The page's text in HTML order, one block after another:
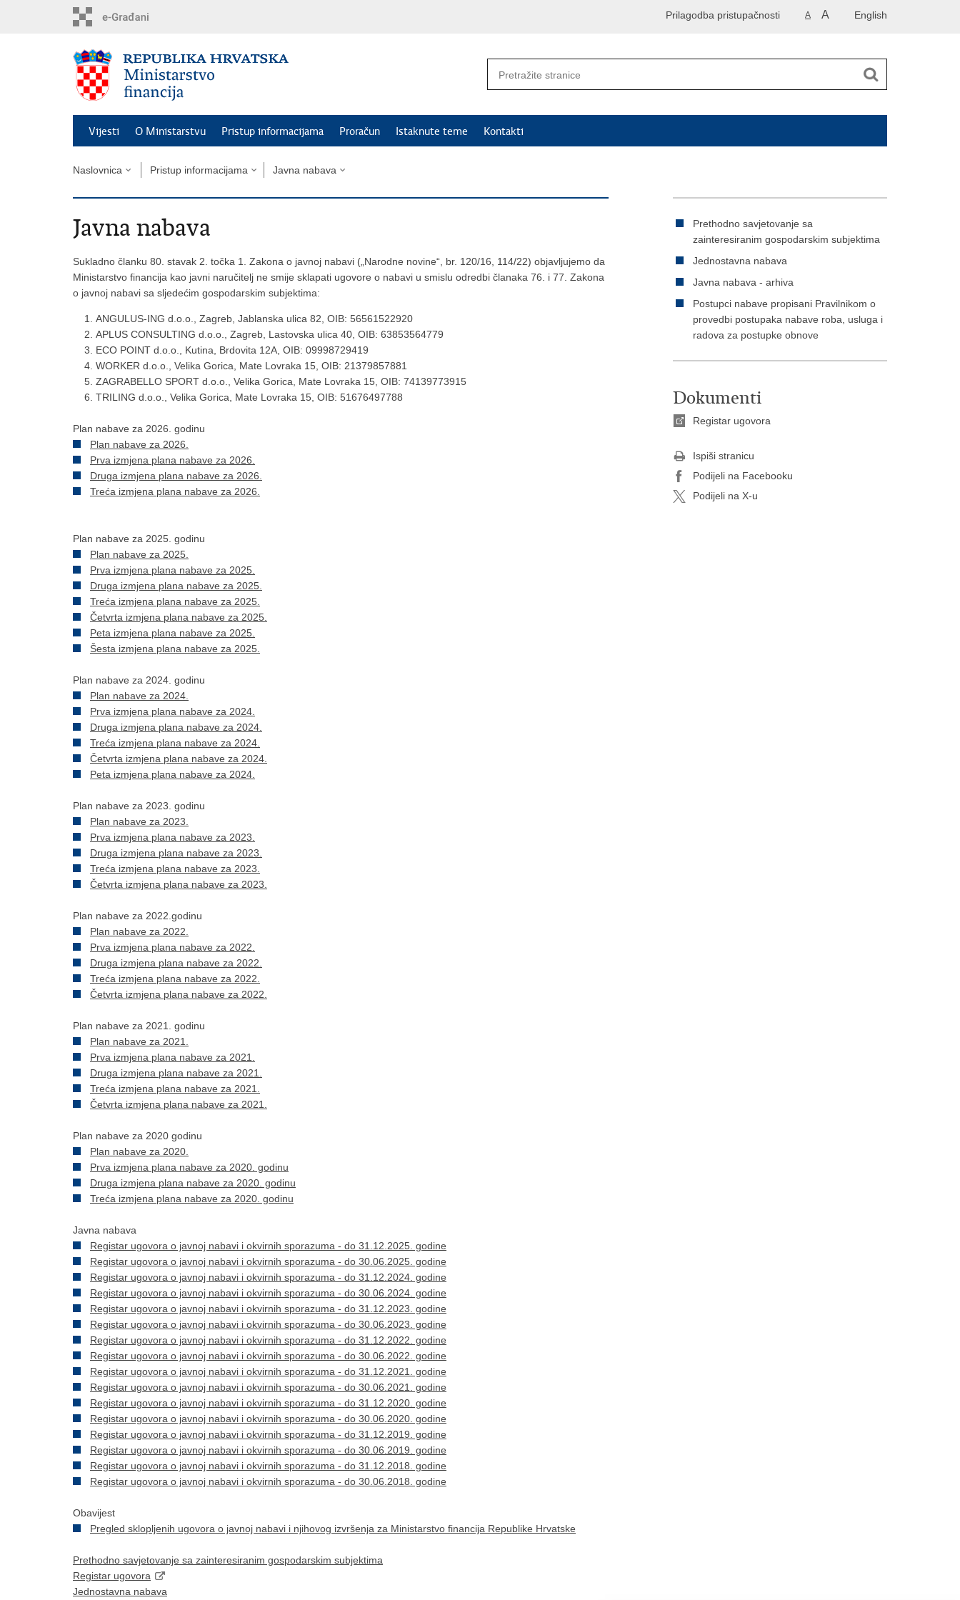
English
A A
Prilagodba pristupačnosti
Vijesti O Ministarstvu Pristup informacijama Proračun Istaknute teme Kontakti
Naslovnica Pristup informacijama Javna nabava
Javna nabava
Sukladno članku 80. stavak 2. točka 1. Zakona o javnoj nabavi („Narodne novine“, br. 120/16, 114/22) objavljujemo da
Ministarstvo financija kao javni naručitelj ne smije sklapati ugovore o nabavi u smislu odredbi članaka 76. i 77. Zakona
o javnoj nabavi sa sljedećim gospodarskim subjektima:
ANGULUS-ING d.o.o., Zagreb, Jablanska ulica 82, OIB: 56561522920
APLUS CONSULTING d.o.o., Zagreb, Lastovska ulica 40, OIB: 63853564779
ECO POINT d.o.o., Kutina, Brdovita 12A, OIB: 09998729419
WORKER d.o.o., Velika Gorica, Mate Lovraka 15, OIB: 21379857881
ZAGRABELLO SPORT d.o.o., Velika Gorica, Mate Lovraka 15, OIB: 74139773915
TRILING d.o.o., Velika Gorica, Mate Lovraka 15, OIB: 51676497788
Plan nabave za 2026. godinu
Plan nabave za 2026.
Prva izmjena plana nabave za 2026.
Druga izmjena plana nabave za 2026.
Treća izmjena plana nabave za 2026.
Plan nabave za 2025. godinu
Plan nabave za 2025.
Prva izmjena plana nabave za 2025.
Druga izmjena plana nabave za 2025.
Treća izmjena plana nabave za 2025.
Četvrta izmjena plana nabave za 2025.
Peta izmjena plana nabave za 2025.
Šesta izmjena plana nabave za 2025.
Plan nabave za 2024. godinu
Plan nabave za 2024.
Prva izmjena plana nabave za 2024.
Druga izmjena plana nabave za 2024.
Treća izmjena plana nabave za 2024.
Četvrta izmjena plana nabave za 2024.
Peta izmjena plana nabave za 2024.
Plan nabave za 2023. godinu
Plan nabave za 2023.
Prva izmjena plana nabave za 2023.
Druga izmjena plana nabave za 2023.
Treća izmjena plana nabave za 2023.
Četvrta izmjena plana nabave za 2023.
Plan nabave za 2022.godinu
Plan nabave za 2022.
Prva izmjena plana nabave za 2022.
Druga izmjena plana nabave za 2022.
Treća izmjena plana nabave za 2022.
Četvrta izmjena plana nabave za 2022.
Plan nabave za 2021. godinu
Plan nabave za 2021.
Prva izmjena plana nabave za 2021.
Druga izmjena plana nabave za 2021.
Treća izmjena plana nabave za 2021.
Četvrta izmjena plana nabave za 2021.
Plan nabave za 2020 godinu
Plan nabave za 2020.
Prva izmjena plana nabave za 2020. godinu
Druga izmjena plana nabave za 2020. godinu
Treća izmjena plana nabave za 2020. godinu
Javna nabava
Registar ugovora o javnoj nabavi i okvirnih sporazuma - do 31.12.2025. godine
Registar ugovora o javnoj nabavi i okvirnih sporazuma - do 30.06.2025. godine
Registar ugovora o javnoj nabavi i okvirnih sporazuma - do 31.12.2024. godine
Registar ugovora o javnoj nabavi i okvirnih sporazuma - do 30.06.2024. godine
Registar ugovora o javnoj nabavi i okvirnih sporazuma - do 31.12.2023. godine
Registar ugovora o javnoj nabavi i okvirnih sporazuma - do 30.06.2023. godine
Registar ugovora o javnoj nabavi i okvirnih sporazuma - do 31.12.2022. godine
Registar ugovora o javnoj nabavi i okvirnih sporazuma - do 30.06.2022. godine
Registar ugovora o javnoj nabavi i okvirnih sporazuma - do 31.12.2021. godine
Registar ugovora o javnoj nabavi i okvirnih sporazuma - do 30.06.2021. godine
Registar ugovora o javnoj nabavi i okvirnih sporazuma - do 31.12.2020. godine
Registar ugovora o javnoj nabavi i okvirnih sporazuma - do 30.06.2020. godine
Registar ugovora o javnoj nabavi i okvirnih sporazuma - do 31.12.2019. godine
Registar ugovora o javnoj nabavi i okvirnih sporazuma - do 30.06.2019. godine
Registar ugovora o javnoj nabavi i okvirnih sporazuma - do 31.12.2018. godine
Registar ugovora o javnoj nabavi i okvirnih sporazuma - do 30.06.2018. godine
Obavijest
Pregled sklopljenih ugovora o javnoj nabavi i njihovog izvršenja za Ministarstvo financija Republike Hrvatske
Prethodno savjetovanje sa zainteresiranim gospodarskim subjektima
Registar ugovora
Jednostavna nabava
Prethodno savjetovanje sa
zainteresiranim gospodarskim subjektima
Jednostavna nabava
Javna nabava - arhiva
Postupci nabave propisani Pravilnikom o
provedbi postupaka nabave roba, usluga i
radova za postupke obnove
Dokumenti
Registar ugovora
Ispiši stranicu
Podijeli na Facebooku
Podijeli na X-u